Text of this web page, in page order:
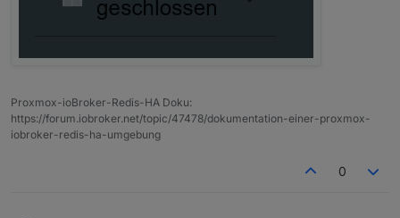
Proxmox-ioBroker-Redis-HA Doku:
https://forum.iobroker.net/topic/47478/dokumentation-einer-proxmox-
iobroker-redis-ha-umgebung
0